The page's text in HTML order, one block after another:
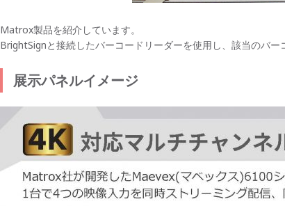
Matrox製品を紹介しています。
BrightSignと接続したバーコードリーダーを使用し、該当のバ
展示パネルイメージ